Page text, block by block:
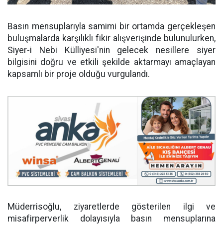
Basın mensuplarıyla samimi bir ortamda gerçekleşen
buluşmalarda karşılıklı fikir alışverişinde bulunulurken,
Siyer-i Nebi Külliyesi'nin gelecek nesillere siyer
bilgisini doğru ve etkili şekilde aktarmayı amaçlayan
kapsamlı bir proje olduğu vurgulandı.
Müderrisoğlu, ziyaretlerde gösterilen ilgi ve
misafirperverlik dolayısıyla basın mensuplarına